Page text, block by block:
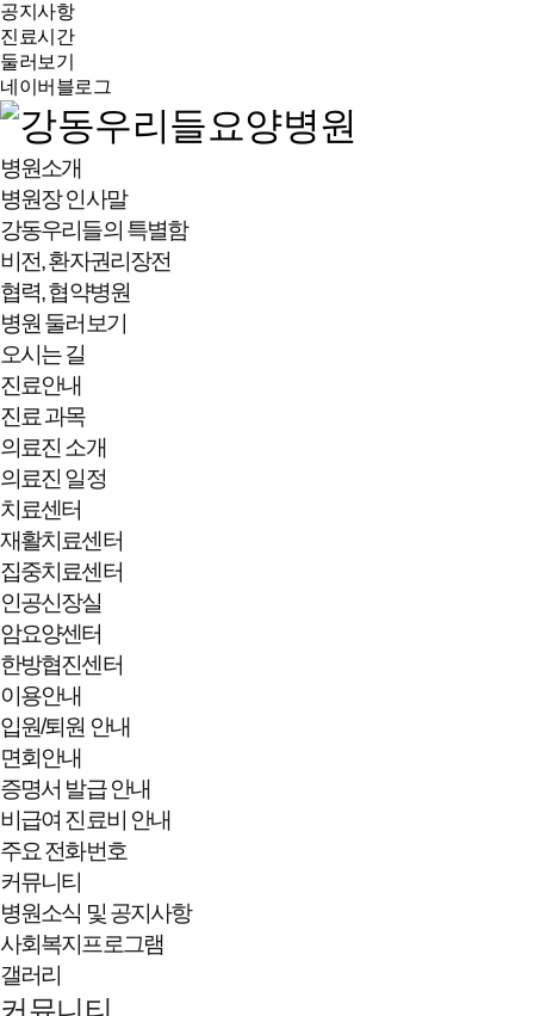
공지사항
진료시간
둘러보기
네이버블로그
병원소개
병원장 인사말
강동우리들의 특별함
비전, 환자권리장전
협력, 협약병원
병원 둘러보기
오시는 길
진료안내
진료 과목
의료진 소개
의료진 일정
치료센터
재활치료센터
집중치료센터
인공신장실
암요양센터
한방협진센터
이용안내
입원/퇴원 안내
면회안내
증명서 발급 안내
비급여 진료비 안내
주요 전화번호
커뮤니티
병원소식 및 공지사항
사회복지프로그램
갤러리
커뮤니티